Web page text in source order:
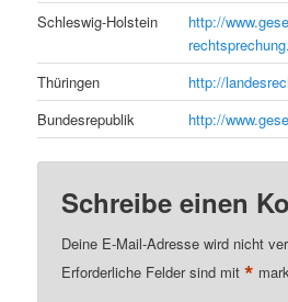
Schleswig-Holstein
http://
Thüringen
http://
Bundesrepublik
http://
Schreibe einen
Deine E-Mail-Adresse wird nicht
Erforderliche Felder sind mit*